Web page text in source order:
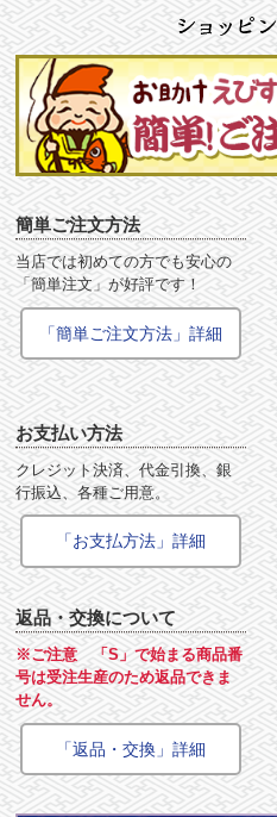
簡単ご注文方法
当店では初めての方でも安心の
「簡単注文」が好評です！
「簡単ご注文方法」詳細
お支払い方法
クレジット決済、代金引換、銀
行振込、各種ご用意。
「お支払方法」詳細
返品・交換について
※ご注意 「S」で始まる商品番
号は受注生産のため返品できま
せん。
「返品・交換」詳細